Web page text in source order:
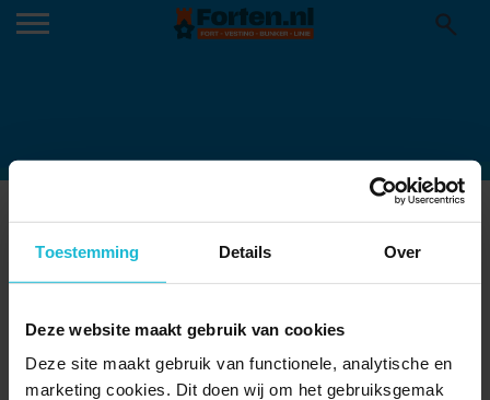
Toestemming Details Over
Deze website maakt gebruik van cookies
Deze site maakt gebruik van functionele, analytische en
marketing cookies. Dit doen wij om het gebruiksgemak
PEXELS-PHOTO-7281965-
BIG_3234555045